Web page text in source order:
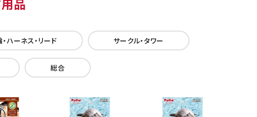
品
ハーネス・リード サークル・タワー
総合